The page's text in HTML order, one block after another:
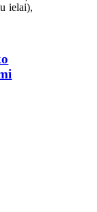
ielai),